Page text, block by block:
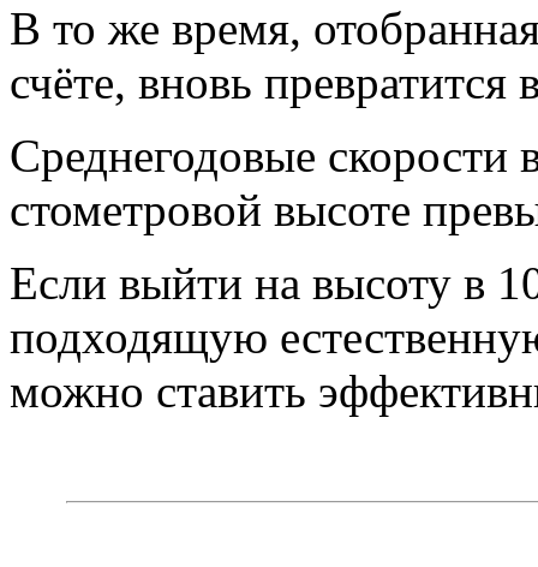
В то же время,
счёте, вновь превратится
Среднегодовые скорости
стометровой высоте
Если выйти на высоту в
подходящую
можно ставить